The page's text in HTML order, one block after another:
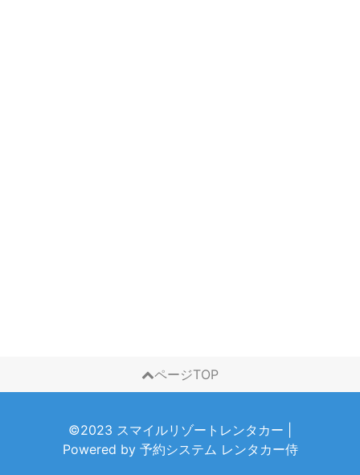
ページTOP
©2023 スマイルリゾートレンタカー
Powered by 予約システム レンタカー侍